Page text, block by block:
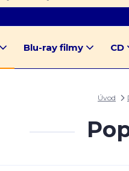
Blu-ray filmy CD
Úvod